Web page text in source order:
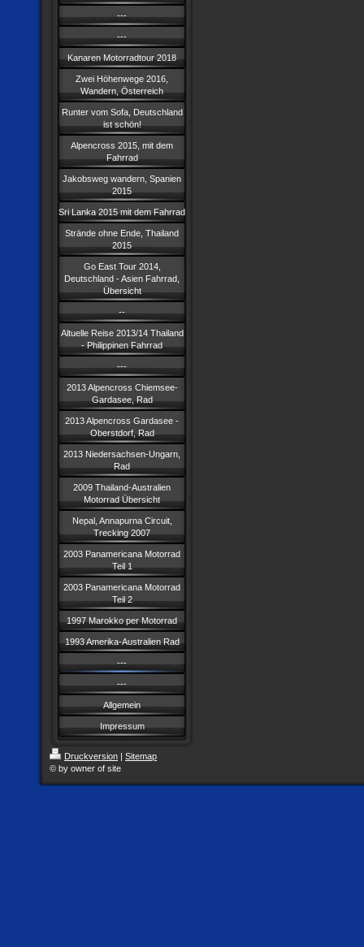
---
---
Kanaren Motorradtour 2018
Zwei Höhenwege 2016,
Wandern, Österreich
Runter vom Sofa, Deutschland
ist schön!
Alpencross 2015, mit dem
Fahrrad
Jakobsweg wandern, Spanien
2015
Sri Lanka 2015 mit dem Fahrrad
Strände ohne Ende, Thailand
2015
Go East Tour 2014,
Deutschland - Asien Fahrrad,
Übersicht
--
Altuelle Reise 2013/14 Thailand
- Philippinen Fahrrad
---
2013 Alpencross Chiemsee-
Gardasee, Rad
2013 Alpencross Gardasee -
Oberstdorf, Rad
2013 Niedersachsen-Ungarn,
Rad
2009 Thailand-Australien
Motorrad Übersicht
Nepal, Annapurna Circuit,
Trecking 2007
2003 Panamericana Motorrad
Teil 1
2003 Panamericana Motorrad
Teil 2
1997 Marokko per Motorrad
1993 Amerika-Australien Rad
---
---
Allgemein
Impressum
Druckversion | Sitemap
© by owner of site